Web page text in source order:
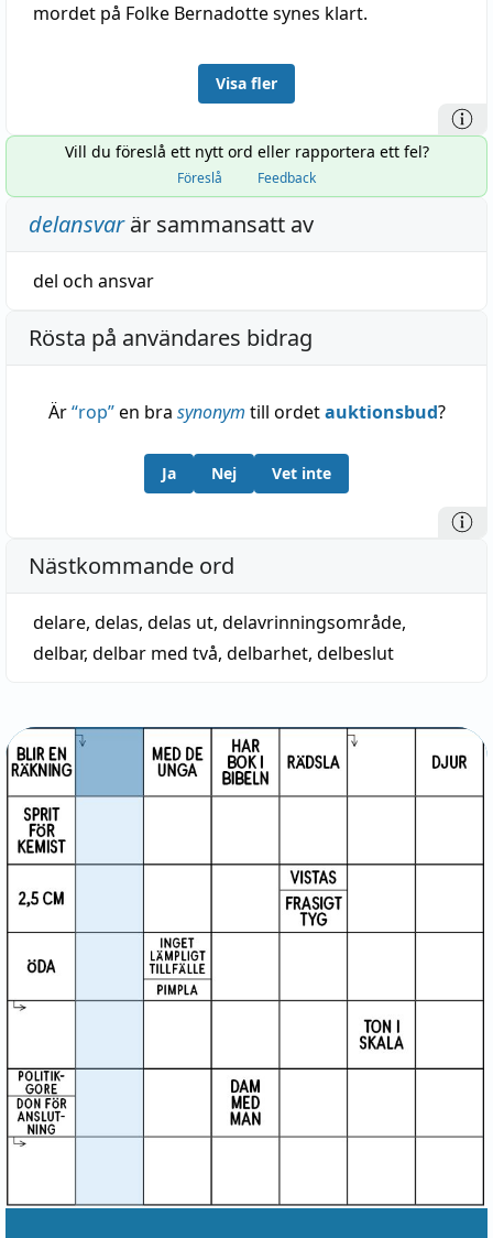
mordet på Folke Bernadotte synes klart.
Visa fler
Vill du föreslå ett nytt ord eller rapportera ett fel?
Föreslå Feedback
delansvarär sammansatt av
del och ansvar
Rösta på användares bidrag
Är“rop”en bra synonym till ordetauktionsbud?
Ja Nej Vet inte
Nästkommande ord
delare, delas, delas ut, delavrinningsområde,
delbar, delbar med två, delbarhet, delbeslut